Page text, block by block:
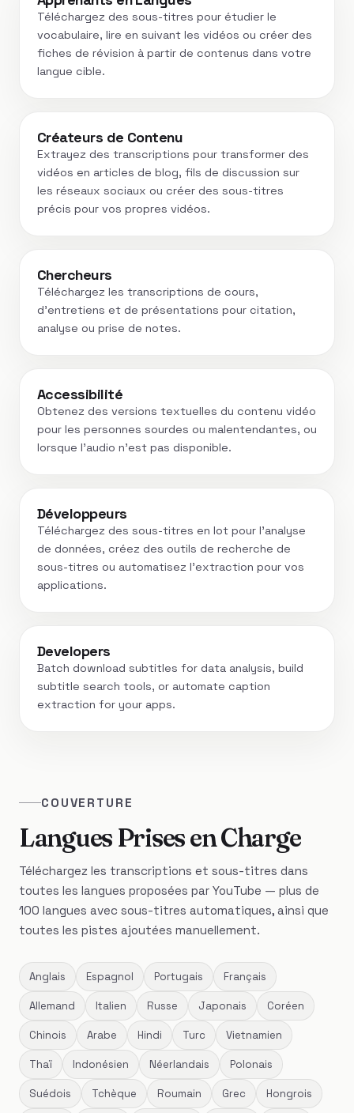
Téléchargez des sous-titres pour étudier le
vocabulaire, lire en suivant les vidéos ou créer des
fiches de révision à partir de contenus dans votre
langue cible.
Créateurs de Contenu
Extrayez des transcriptions pour transformer des
vidéos en articles de blog, fils de discussion sur
les réseaux sociaux ou créer des sous-titres
précis pour vos propres vidéos.
Chercheurs
Téléchargez les transcriptions de cours,
d’entretiens et de présentations pour citation,
analyse ou prise de notes.
Accessibilité
Obtenez des versions textuelles du contenu vidéo
pour les personnes sourdes ou malentendantes, ou
lorsque l’audio n’est pas disponible.
Développeurs
Téléchargez des sous-titres en lot pour l'analyse
de données, créez des outils de recherche de
sous-titres ou automatisez l'extraction pour vos
applications.
Developers
Batch download subtitles for data analysis, build
subtitle search tools, or automate caption
extraction for your apps.
COUVERTURE
Langues Prises en Charge
Téléchargez les transcriptions et sous-titres dans
toutes les langues proposées par YouTube — plus de
100 langues avec sous-titres automatiques, ainsi que
toutes les pistes ajoutées manuellement.
Anglais Espagnol Portugais Français
Allemand Italien Russe Japonais Coréen
Chinois Arabe Hindi Turc Vietnamien
Thaï Indonésien Néerlandais Polonais
Suédois Tchèque Roumain Grec Hongrois